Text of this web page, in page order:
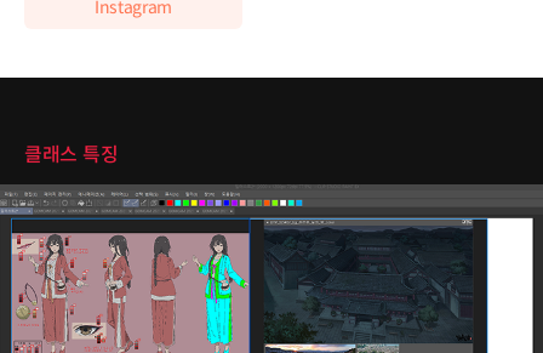
Instagram
클래스 특징